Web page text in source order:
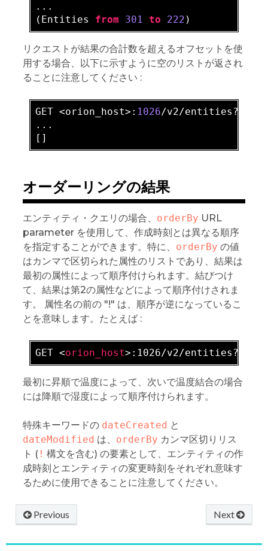
...
(Entities from 301 to 222
リクエストが結果の合計数を超えるオフセットを使
用する場合、以下に示すように空のリストが返され
ることに注意してください :
GET <orion_host>: 1026/v2/entities?
...
オーダーリングの結果
エンティティ・クエリの場合、 orderBy URL
parameter を使用して、作成時刻とは異なる順序
を指定することができます。特に、 orderBy の値
はカンマで区切られた属性のリストであり、結果は
最初の属性によって順序付けられます。結びつけ
て、結果は第2の属性などによって順序付けされま
す。 属性名の前の "!" は、順序が逆になっているこ
とを意味します。たとえば :
GET <orion_host>
最初に昇順で温度によって、次いで温度結合の場合
には降順で湿度によって順序付けられます。
特殊キーワードの dateCreated と
dateModified は、 orderBy カンマ区切りリス
ト (! 構文を含む) の要素として、エンティティの作
成時刻とエンティティの変更時刻をそれぞれ意味す
るために使用できることに注意してください。
Next
Previous